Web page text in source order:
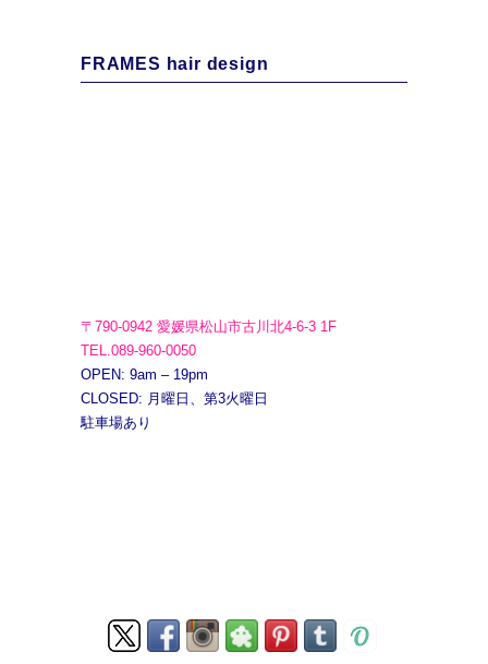
FRAMES hair design
〒790-0942 愛媛県松山市古川北4-6-3 1F
TEL.089-960-0050
OPEN: 9am – 19pm
CLOSED: 月曜日、第3火曜日
駐車場あり